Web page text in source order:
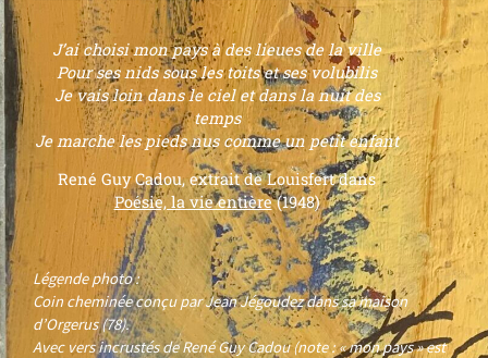
J’ai choisi mon pays à des lieues de la ville
Pour ses nids sous les toits et ses volubilis
Je vais loin dans le ciel et dans la nuit des
temps
Je marche les pieds nus comme un petit enfant
René Guy Cadou, extrait de Louisfert dans
Poésie, la vie entière(1948)
Légende photo :
Coin cheminée conçu par Jean Jégoudez dans sa maison
d’Orgerus (78).
Avec vers incrustés de René Guy Cadou (note : « mon pays » est